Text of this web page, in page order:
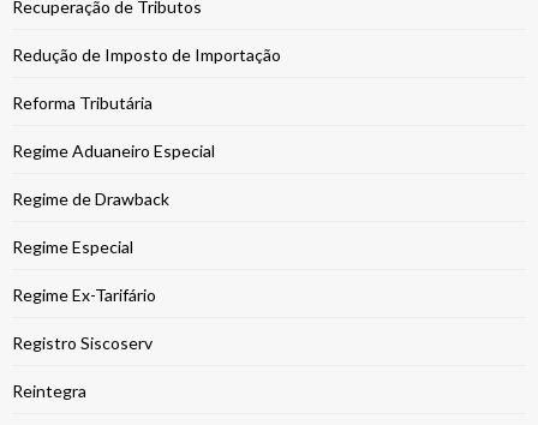
Recuperação de Tributos
Redução de Imposto de Importação
Reforma Tributária
Regime Aduaneiro Especial
Regime de Drawback
Regime Especial
Regime Ex-Tarifário
Registro Siscoserv
Reintegra